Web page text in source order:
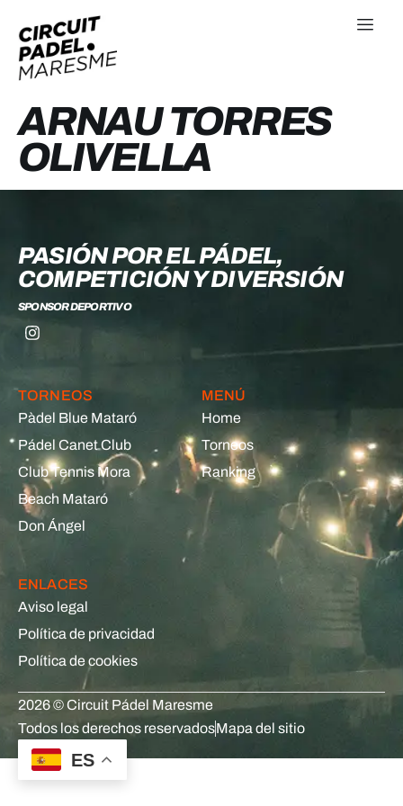
ARNAU TORRES
OLIVELLA
PASIÓN POR EL PÁDEL,
COMPETICIÓN Y DIVERSIÓN
SPONSOR DEPORTIVO
TORNEOS
Pàdel Blue Mataró
Pádel Canet Club
Club Tennis Mora
Beach Mataró
Don Ángel
MENÚ
Home
Torneos
Ranking
ENLACES
Aviso legal
Política de privacidad
Política de cookies
2026 © Circuit Pádel Maresme
Todos los derechos reservadosMapa del sitio
ES